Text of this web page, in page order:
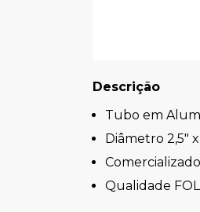
Descrição
Tubo em
Diâmetro 2,5"
Qualidade